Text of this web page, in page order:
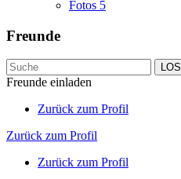
Fotos 5
Freunde
LOS
Freunde einladen
Zurück zum Profil
Zurück zum Profil
Zurück zum Profil